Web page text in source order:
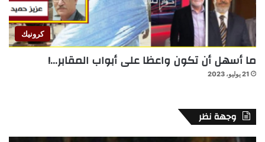
كرونيك
ما أسهل أن تكون واعظا على أبواب المقابر…!
21 يوليو، 2023
وجهة نظر